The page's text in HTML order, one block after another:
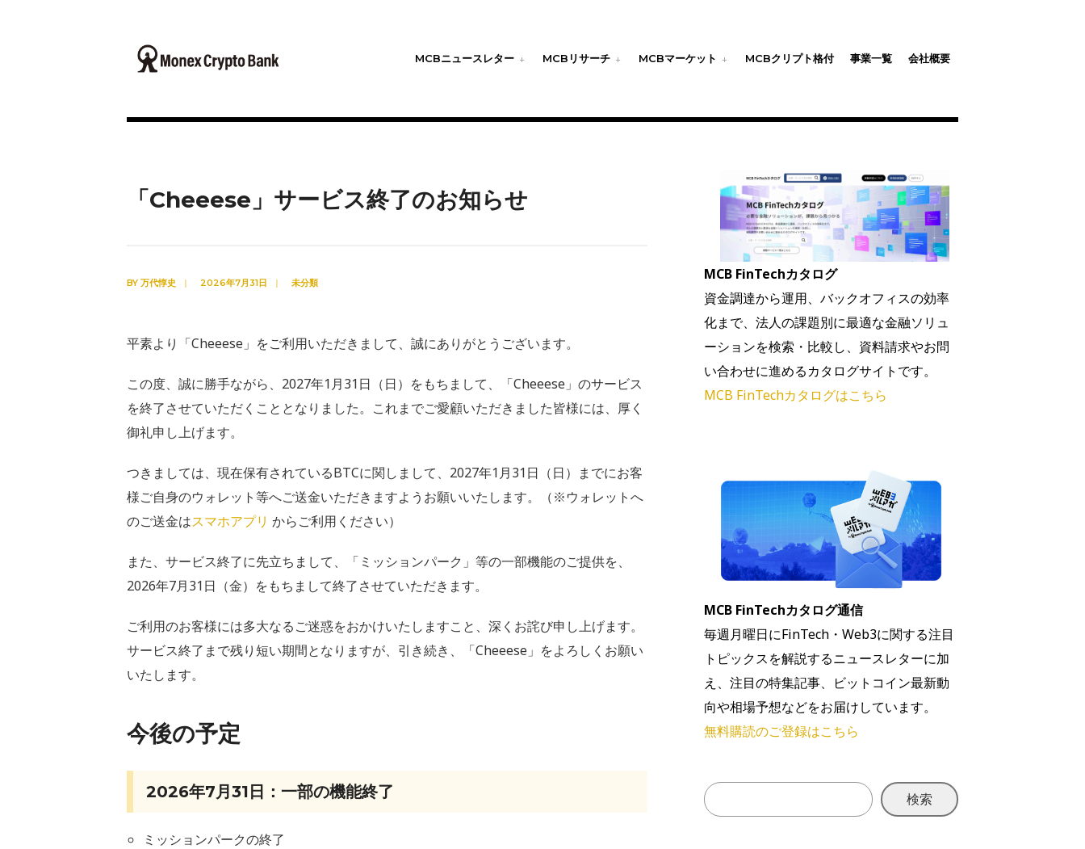
MCBニュースレター MCBリサーチ MCBマーケット MCBクリプト格付 事業一覧 会社概要
「Cheeese」サービス終了のお知らせ
BY 万代惇史 | 2026年7月31日 | 未分類
平素より「Cheeese」をご利用いただきまして、誠にありがとうございます。
この度、誠に勝手ながら、2027年1月31日（日）をもちまして、「Cheeese」のサービス
を終了させていただくこととなりました。これまでご愛顧いただきました皆様には、厚く
御礼申し上げます。
つきましては、現在保有されているBTCに関しまして、2027年1月31日（日）までにお客
様ご自身のウォレット等へご送金いただきますようお願いいたします。（※ウォレットへ
のご送金はスマホアプリ からご利用ください）
また、サービス終了に先立ちまして、「ミッションパーク」等の一部機能のご提供を、
2026年7月31日（金）をもちまして終了させていただきます。
ご利用のお客様には多大なるご迷惑をおかけいたしますこと、深くお詫び申し上げます。
サービス終了まで残り短い期間となりますが、引き続き、「Cheeese」をよろしくお願い
いたします。
今後の予定
2026年7月31日：一部の機能終了
ミッションパークの終了
MCB FinTechカタログ
資金調達から運用、バックオフィスの効率
化まで、法人の課題別に最適な金融ソリュ
ーションを検索・比較し、資料請求やお問
い合わせに進めるカタログサイトです。
MCB FinTechカタログはこちら
MCB FinTechカタログ通信
毎週月曜日にFinTech・Web3に関する注目
トピックスを解説するニュースレターに加
え、注目の特集記事、ビットコイン最新動
向や相場予想などをお届けしています。
無料購読のご登録はこちら
検索